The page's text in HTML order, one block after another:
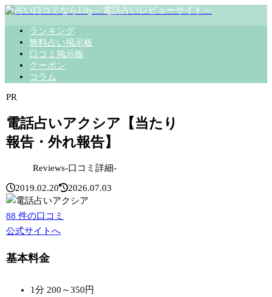
ランキング
無料占い掲示板
口コミ掲示板
クーポン
コラム
PR
電話占いアクシア【当たり
報告・外れ報告】
Reviews-口コミ詳細-
2019.02.20 2026.07.03
88件の口コミ
公式サイトへ
基本料金
1分 200～350円